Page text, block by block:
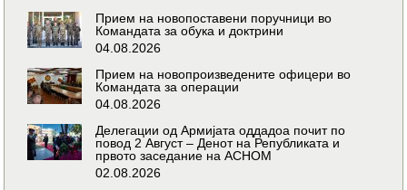
Прием на новопоставени поручници во
Командата за обука и доктрини
04.08.2026
Прием на новопроизведените офицери во
Командата за операции
04.08.2026
Делегации од Армијата оддадоа почит по
повод 2 Август – Денот на Републиката и
првото заседание на АСНОМ
02.08.2026